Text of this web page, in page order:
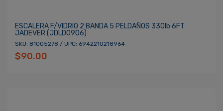
ESCALERA F/VIDRIO 2 BANDA 5 PELDAÑOS 330lb 6FT
JADEVER (JDLD0906)
SKU: 81005278 / UPC: 6942210218964
$90.00